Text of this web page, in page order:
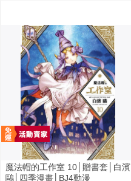
魔法帽的工作室 10│贈書套│白濱
鷗│四季漫畫│BJ4動漫